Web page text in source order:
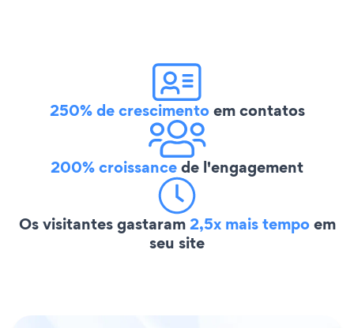
250% de crescimentoem contatos
200% croissancede l'engagement
Os visitantes gastaram2,5x mais tempoem
seu site